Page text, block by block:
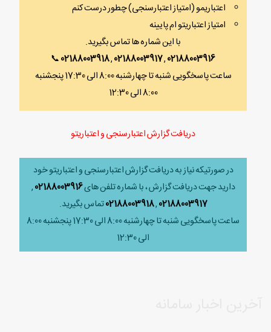
اعتباریمو (امتیاز اعتبارسنجی) چطور درست کنم
امتیاز اعتباریتو ام پایینه
با این شماره ها تماس بگیرید.
02188003916
,
02188003917
,
02188003918
📞
ساعت پاسخگویی شنبه تا چهارشنبه 8:00 الی 17:30 پنجشنبه
8:00 الی 12:30
دریافت گزارش اعتبارسنجی و اعتباریتو
در صورتیکه نیاز به دریافت گزارش اعتبارسنجی و اعتباریتو خود
دارید جهت دریافت گزارش ، با شماره تلفن های02188003916
,
02188003917
,
02188003918تماس بگیرید.
ساعت پاسخگویی شنبه تا چهارشنبه 8:00 الی 17:30 پنجشنبه 8:00
الی 12:30